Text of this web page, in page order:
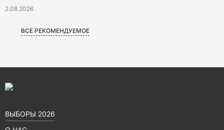
2.08.2026
ВСЕ РЕКОМЕНДУЕМОЕ
ВЫБОРЫ 2026